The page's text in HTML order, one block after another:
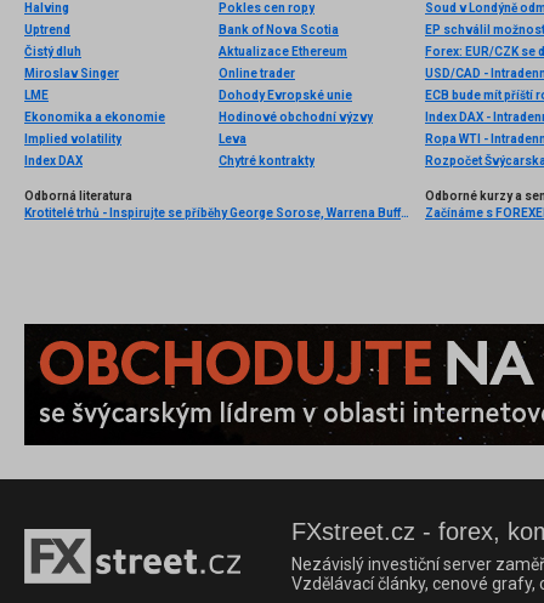
Halving
Uptrend
Čistý dluh
Miroslav Singer
LME
Ekonomika a ekonomie
Implied volatility
Index DAX
Pokles cen ropy
Bank of Nova Scotia
Aktualizace Ethereum
Online trader
Dohody Evropské unie
Hodinové obchodní výzvy
Leva
Chytré kontrakty
Forex: EUR/CZK se
USD/CAD -
ECB bude mít příští
Index DAX -
Ropa WTI -
Rozpočet
Odborná literatura
Krotitelé trhů - Inspirujte se příběhy George Sorose, Warrena Buffetta a Paula Volckera
Odborné kurzy a
Začínáme s
FXstreet.cz - forex,
Nezávislý investiční server
Vzdělávací články, cenové